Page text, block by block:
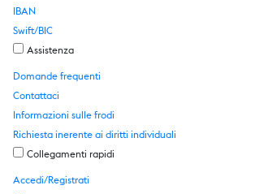
IBAN
Swift/BIC
Assistenza
Domande frequenti
Contattaci
Informazioni sulle frodi
Richiesta inerente ai diritti individuali
Collegamenti rapidi
Accedi/Registrati